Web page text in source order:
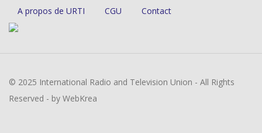
A propos de URTI CGU Contact
© 2025 International Radio and Television Union - All Rights
Reserved - by WebKrea